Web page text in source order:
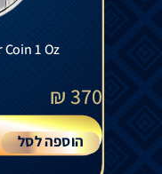
1 Oz
370
₪
הוספה לסל